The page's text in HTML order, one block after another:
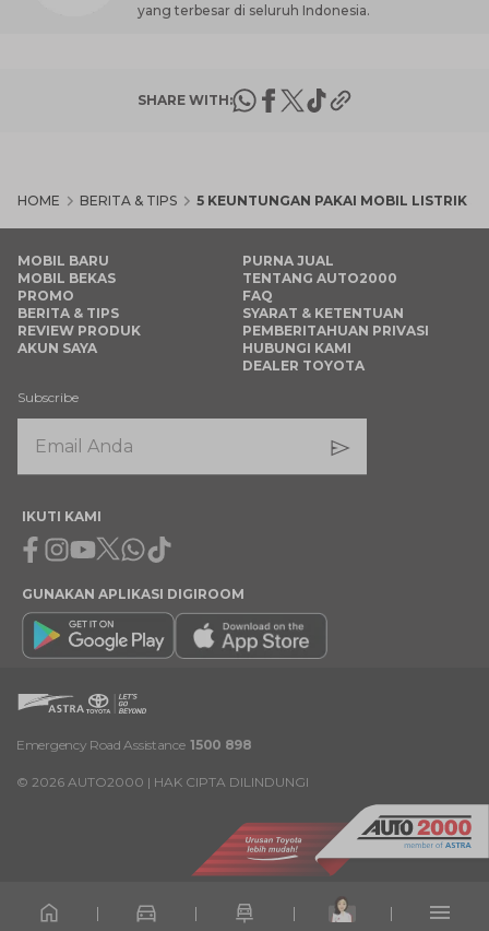
yang terbesar di seluruh Indonesia.
SHARE WITH:
HOME BERITA & TIPS 5 KEUNTUNGAN PAKAI MOBIL LISTRIK
MOBIL BARU
MOBIL BEKAS
PROMO
BERITA & TIPS
REVIEW PRODUK
AKUN SAYA
PURNA JUAL
TENTANG AUTO2000
FAQ
SYARAT & KETENTUAN
PEMBERITAHUAN PRIVASI
HUBUNGI KAMI
DEALER TOYOTA
Subscribe
IKUTI KAMI
Facebook
Instagram
Youtube
X Whatsapp
Tiktok
GUNAKAN APLIKASI DIGIROOM
Emergency Road Assistance 1500 898
© 2026 AUTO2000 | HAK CIPTA DILINDUNGI